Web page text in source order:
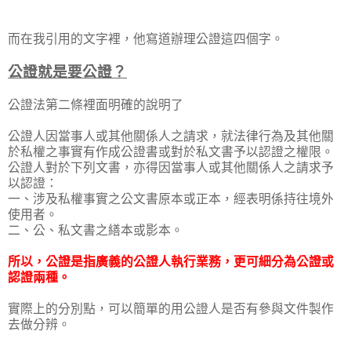
而在我引用的文字裡，他寫道辦理公證這四個字。
公證就是要公證？
公證法第二條裡面明確的說明了
公證人因當事人或其他關係人之請求，就法律行為及其他關
於私權之事實有作成公證書或對於私文書予以認證之權限。
公證人對於下列文書，亦得因當事人或其他關係人之請求予
以認證：
一、涉及私權事實之公文書原本或正本，經表明係持往境外
使用者。
二、公、私文書之繕本或影本。
所以，公證是指廣義的公證人執行業務，更可細分為公證或
認證兩種。
實際上的分別點，可以簡單的用公證人是否有參與文件製作
去做分辨。